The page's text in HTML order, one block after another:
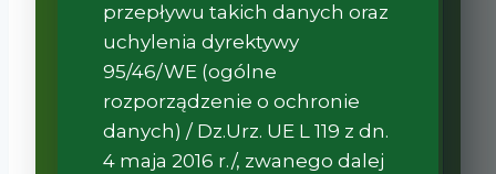
przepływu takich danych oraz
uchylenia dyrektywy
95/46/WE (ogólne
rozporządzenie o ochronie
danych) / Dz.Urz. UE L 119 z dn.
4 maja 2016 r./, zwanego dalej